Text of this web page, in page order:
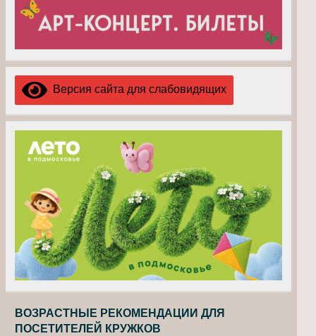
Версия сайта для слабовидящих
ВОЗРАСТНЫЕ РЕКОМЕНДАЦИИ ДЛЯ
ПОСЕТИТЕЛЕЙ КРУЖКОВ